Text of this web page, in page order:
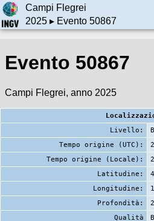
Campi Flegrei
2025▸ Evento 50867
Evento 50867
Campi Flegrei, anno 2025
Livello:
Tempo origine (UTC):
Tempo origine (Locale):
Latitudine:
Longitudine:
Profondità:
Qualità
B